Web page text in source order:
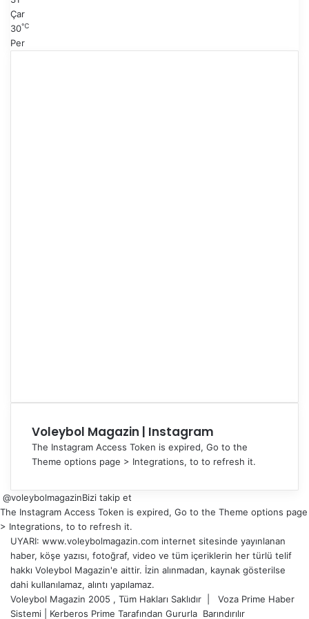
Çar
30℃
Per
Voleybol Magazin | Instagram
The Instagram Access Token is expired, Go to the
Theme options page > Integrations, to to refresh it.
@voleybolmagazinBizi takip et
The Instagram Access Token is expired, Go to the Theme options page
> Integrations, to to refresh it.
UYARI: www.voleybolmagazin.com internet sitesinde yayınlanan
haber, köşe yazısı, fotoğraf, video ve tüm içeriklerin her türlü telif
hakkı Voleybol Magazin'e aittir. İzin alınmadan, kaynak gösterilse
dahi kullanılamaz, alıntı yapılamaz.
Voleybol Magazin 2005 , Tüm Hakları Saklıdır | Voza Prime Haber
Sistemi
Kerberos Prime Tarafından Gururla Barındırılır